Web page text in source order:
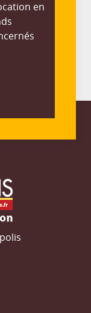
en